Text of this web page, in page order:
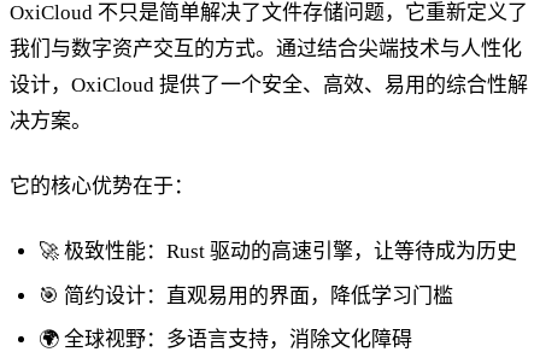
OxiCloud 不只是简单解决了文件存储问题，它重新定义了
我们与数字资产交互的方式。通过结合尖端技术与人性化
设计，OxiCloud 提供了一个安全、高效、易用的综合性解
决方案。
它的核心优势在于：
🚀 极致性能：Rust 驱动的高速引擎，让等待成为历史
🎯 简约设计：直观易用的界面，降低学习门槛
🌍 全球视野：多语言支持，消除文化障碍